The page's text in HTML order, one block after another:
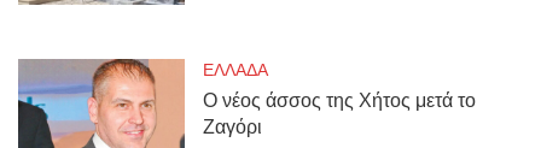
ΕΛΛΑΔΑ
Ο νέος άσσος της Χήτος μετά το
Ζαγόρι